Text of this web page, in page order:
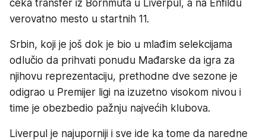
čeka transfer iz Bornmuta u Liverpul, a na Enfildu
verovatno mesto u startnih 11.
Srbin, koji je još dok je bio u mlađim selekcijama
odlučio da prihvati ponudu Mađarske da igra za
njihovu reprezentaciju, prethodne dve sezone je
odigrao u Premijer ligi na izuzetno visokom nivou i
time je obezbedio pažnju najvećih klubova.
Liverpul je najuporniji i sve ide ka tome da naredne